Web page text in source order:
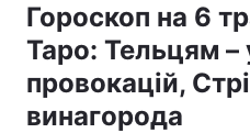
Гороскоп на 6
Таро: Тельцям –
провокацій,
винагорода